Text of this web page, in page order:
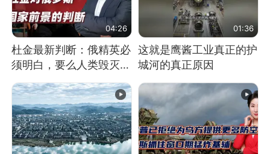
04:26
杜金最新判断：俄精英必
须明白，要么人类毁灭，
要么俄毁灭
01:36
这就是鹰酱工业真正的护
城河的真正原因